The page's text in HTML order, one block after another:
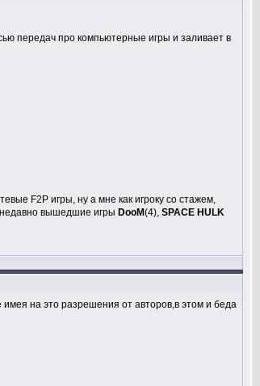
передач про компьютерные игры и заливает в
F2P игры, ну а мне как игроку со стажем,
недавно вышедшие игры DooM(4), SPACE HULK
имея на это разрешения от авторов,в этом и беда